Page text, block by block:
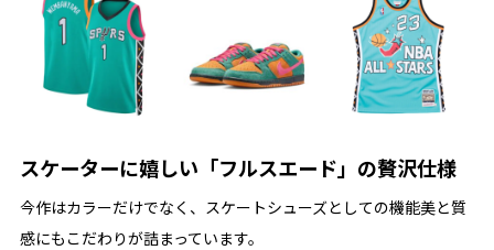
スケーターに嬉しい「フルスエード」の贅沢仕様
今作はカラーだけでなく、スケートシューズとしての機能美と質
感にもこだわりが詰まっています。